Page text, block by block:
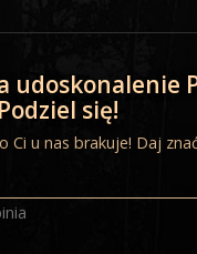
udoskonalenie
Podziel się!
Ci u nas brakuje! Daj